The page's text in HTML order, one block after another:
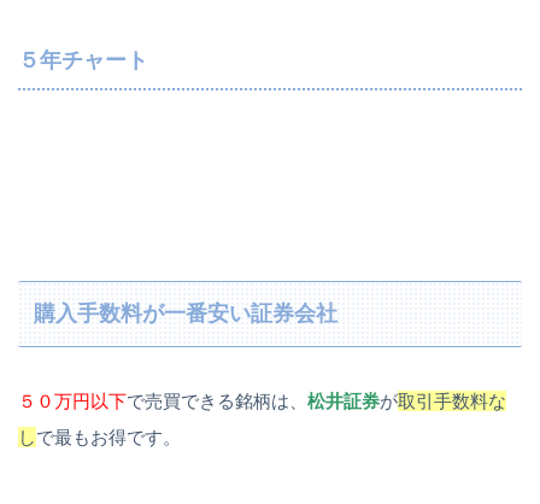
５年チャート
購入手数料が一番安い証券会社
５０万円以下で売買できる銘柄は、 松井証券が取引手数料な
しで最もお得です。